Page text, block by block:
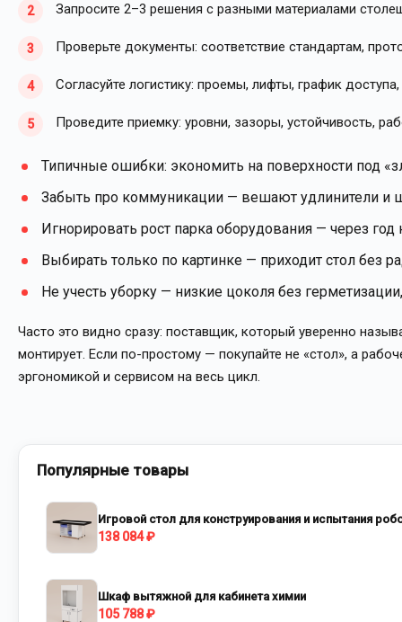
Запросите 2–3 решения с разными материалами
Проверьте документы: соответствие стандартам,
Согласуйте логистику: проемы, лифты, график
Проведите приемку: уровни, зазоры, устойчивость,
Типичные ошибки: экономить на поверхности под
Забыть про коммуникации — вешают удлинители и
Игнорировать рост парка оборудования — через год
Выбирать только по картинке — приходит стол без
Не учесть уборку — низкие цоколя без
Часто это видно сразу: поставщик, который уверенно
монтирует. Если по-простому — покупайте не «стол», а
эргономикой и сервисом на весь цикл.
Популярные товары
Игровой стол для конструирования и испытания
138 084 ₽
Шкаф вытяжной для кабинета химии
105 788 ₽